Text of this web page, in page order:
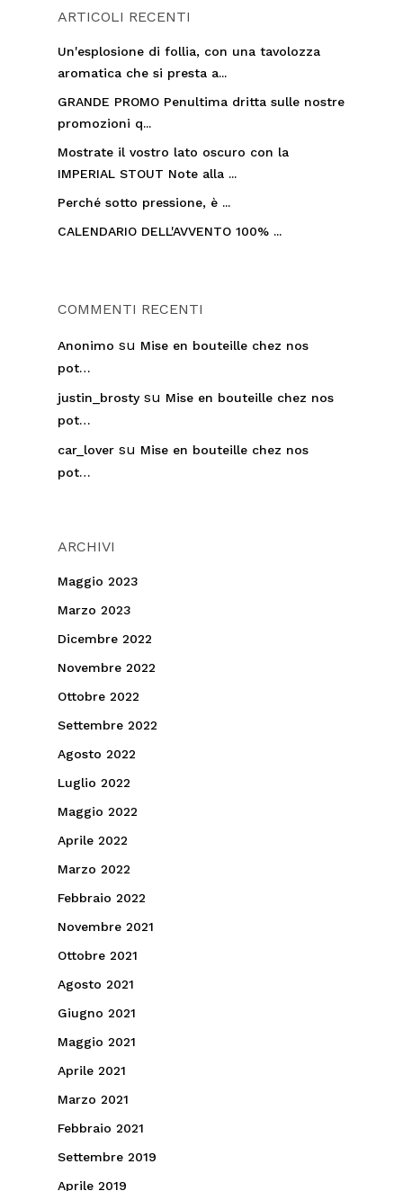
ARTICOLI RECENTI
Un'esplosione di follia, con una tavolozza
aromatica che si presta a...
GRANDE PROMO Penultima dritta sulle nostre
promozioni q...
Mostrate il vostro lato oscuro con la
IMPERIAL STOUT Note alla ...
Perché sotto pressione, è ...
CALENDARIO DELL'AVVENTO 100% ...
COMMENTI RECENTI
Anonimo su Mise en bouteille chez nos
pot…
justin_brostysu Mise en bouteille chez nos
pot…
car_lover su Mise en bouteille chez nos
pot…
ARCHIVI
Maggio 2023
Marzo 2023
Dicembre 2022
Novembre 2022
Ottobre 2022
Settembre 2022
Agosto 2022
Luglio 2022
Maggio 2022
Aprile 2022
Marzo 2022
Febbraio 2022
Novembre 2021
Ottobre 2021
Agosto 2021
Giugno 2021
Maggio 2021
Aprile 2021
Marzo 2021
Febbraio 2021
Settembre 2019
Aprile 2019